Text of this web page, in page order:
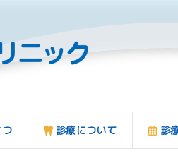
つ 診療について 診